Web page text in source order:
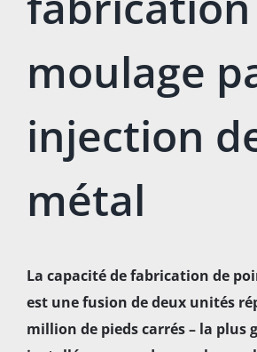
Subsidiaries
Get Instant Quote / Buy Online
moulage
injection
métal
La capacité de fabrication de
est une fusion de deux unités
million de pieds carrés – la plus